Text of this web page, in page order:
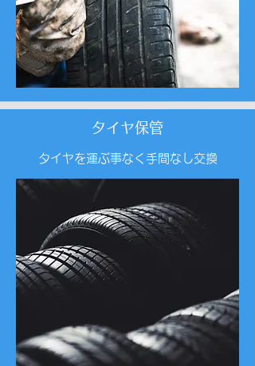
タイヤ保管
タイヤを運ぶ事なく手間なし交換